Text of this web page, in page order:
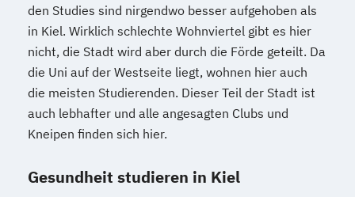
den Studies sind nirgendwo besser aufgehoben als
in Kiel. Wirklich schlechte Wohnviertel gibt es hier
nicht, die Stadt wird aber durch die Förde geteilt. Da
die Uni auf der Westseite liegt, wohnen hier auch
die meisten Studierenden. Dieser Teil der Stadt ist
auch lebhafter und alle angesagten Clubs und
Kneipen finden sich hier.
Gesundheit studieren in Kiel